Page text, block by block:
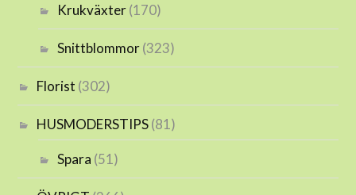
Krukväxter(170)
Snittblommor(323)
Florist (302)
HUSMODERSTIPS(81)
Spara (51)